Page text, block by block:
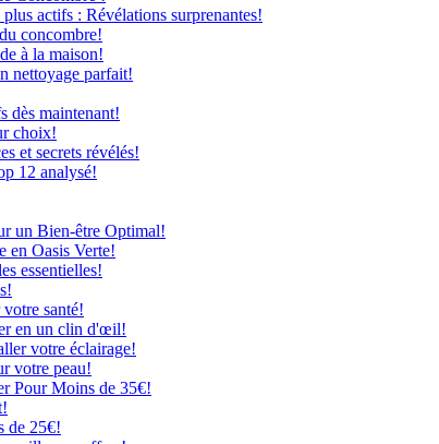
actifs : Révélations surprenantes!
concombre!
à la maison!
nettoyage parfait!
dès maintenant!
choix!
et secrets révélés!
12 analysé!
un Bien-être Optimal!
en Oasis Verte!
essentielles!
santé!
en un clin d'œil!
votre éclairage!
votre peau!
Pour Moins de 35€!
de 25€!